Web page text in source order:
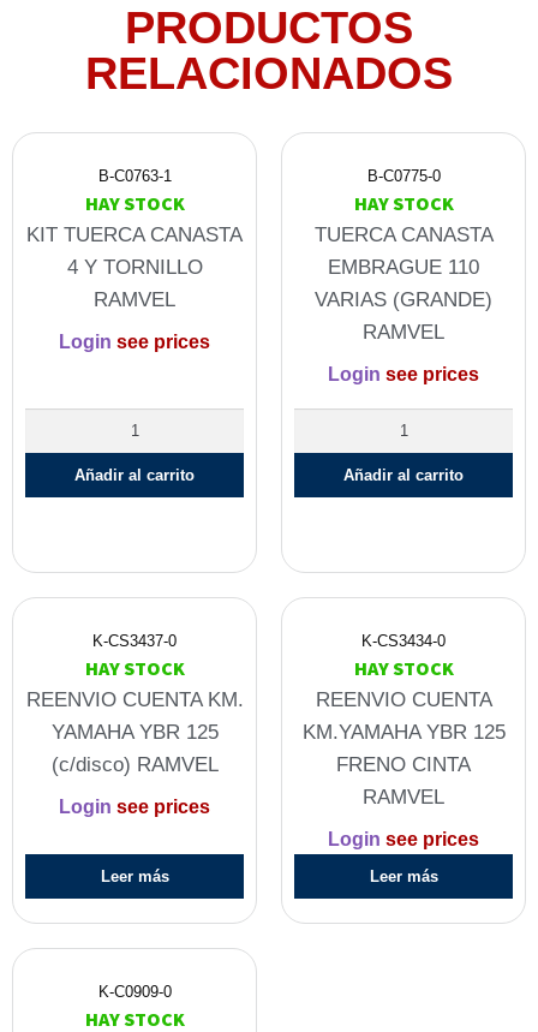
PRODUCTOS
RELACIONADOS
B-C0763-1
HAY STOCK
KIT TUERCA CANASTA
4 Y TORNILLO
RAMVEL
Login see prices
Añadir al carrito
B-C0775-0
HAY STOCK
TUERCA CANASTA
EMBRAGUE 110
VARIAS (GRANDE)
RAMVEL
Login see prices
Añadir al carrito
K-CS3437-0
HAY STOCK
REENVIO CUENTA KM.
YAMAHA YBR 125
(c/disco) RAMVEL
Login see prices
Leer más
K-CS3434-0
HAY STOCK
REENVIO CUENTA
KM.YAMAHA YBR 125
FRENO CINTA
RAMVEL
Login see prices
Leer más
K-C0909-0
HAY STOCK